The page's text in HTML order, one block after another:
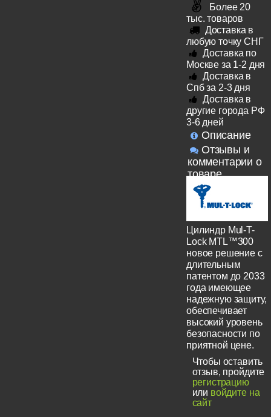
Более 20
тыс. товаров
Доставка в
любую точку СНГ
Доставка по
Москве за 1-2 дня
Доставка в
Спб за 2-3 дня
Доставка в
другие города РФ
3-6 дней
Описание
Отзывы и
комментарии о
товаре
Цилиндр Mul-T-
Lock MTL™300
новое решение с
длительным
патентом до 2033
года имеющее
надежную защиту,
обеспечивает
высокий уровень
безопасности по
приятной цене.
Чтобы оставить
отзыв, пройдите
регистрацию
или войдите на
сайт